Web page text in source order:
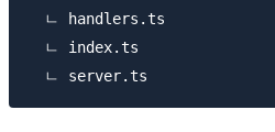
  ㄴ handlers.ts
  ㄴ index.ts